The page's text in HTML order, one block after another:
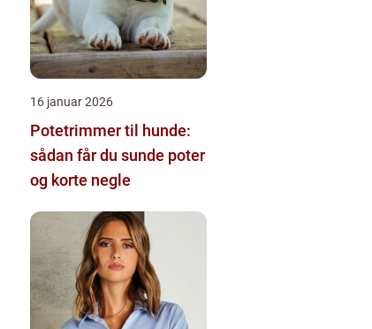
16 januar 2026
Potetrimmer til hunde:
sådan får du sunde poter
og korte negle